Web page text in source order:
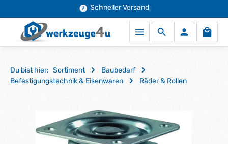
Zum Hauptinhalt springenSchneller Versand
90 Jahre Erfahrung
Du bist hier: Sortiment
Baubedarf
Befestigungstechnik & Eisenwaren
Räder & Rollen
Bildergalerie überspringen